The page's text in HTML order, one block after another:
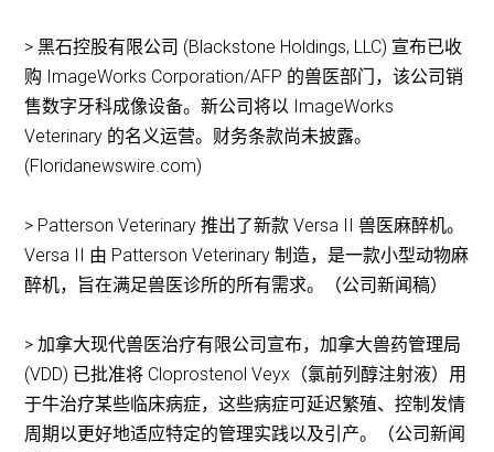
> 黑石控股有限公司 (Blackstone Holdings, LLC) 宣布已收
购 ImageWorks Corporation/AFP 的兽医部门，该公司销
售数字牙科成像设备。新公司将以 ImageWorks
Veterinary 的名义运营。财务条款尚未披露。
(Floridanewswire.com)
> Patterson Veterinary 推出了新款 Versa II 兽医麻醉机。
Versa II 由 Patterson Veterinary 制造，是一款小型动物麻
醉机，旨在满足兽医诊所的所有需求。（公司新闻稿）
> 加拿大现代兽医治疗有限公司宣布，加拿大兽药管理局
(VDD) 已批准将 Cloprostenol Veyx（氯前列醇注射液）用
于牛治疗某些临床病症，这些病症可延迟繁殖、控制发情
周期以更好地适应特定的管理实践以及引产。（公司新闻